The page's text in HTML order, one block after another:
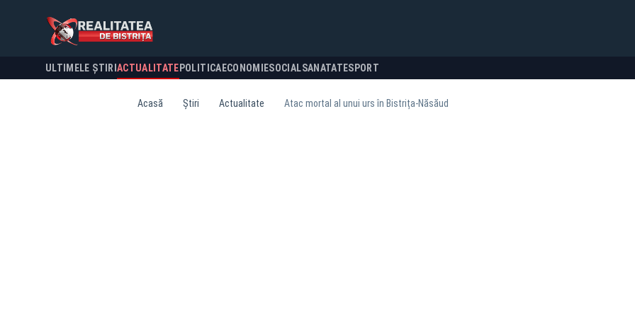
ULTIMELE ȘTIRI ACTUALITATE POLITICA ECONOMIESOCIALSANATATESPORT
Acasă Știri Actualitate Atac mortal al unui urs în Bistrița-Năsăud